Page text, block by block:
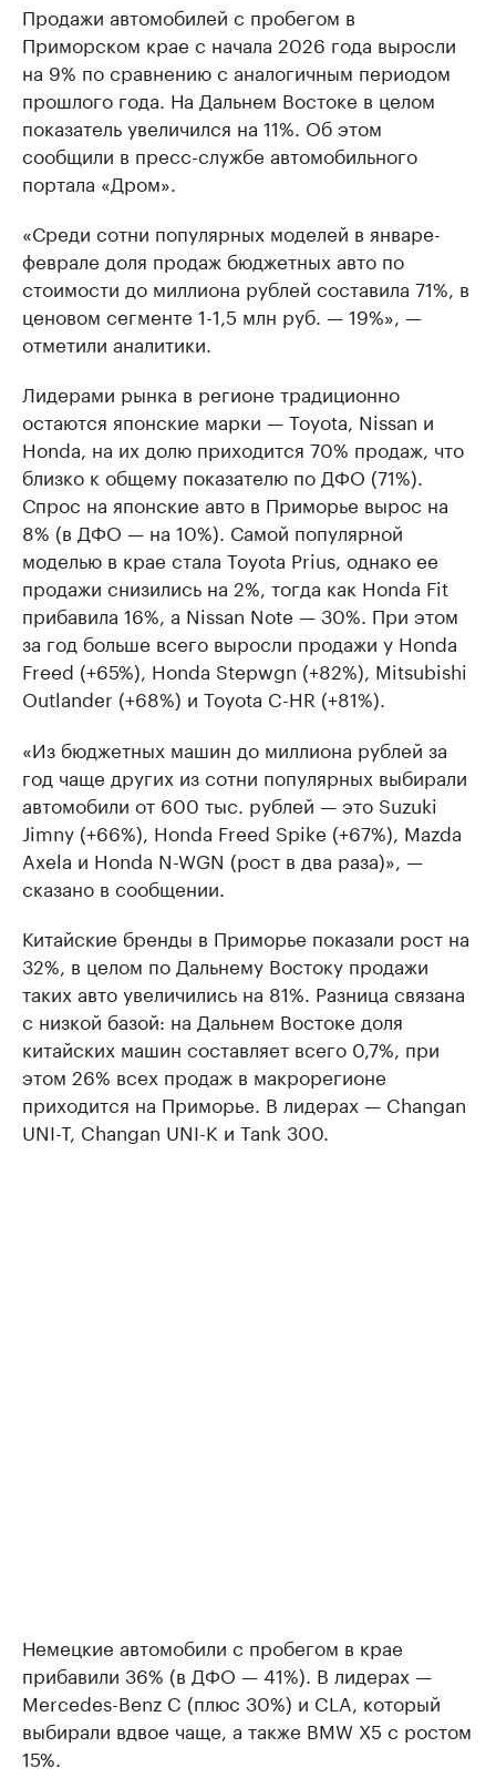
Продажи автомобилей с пробегом в
Приморском крае с начала 2026 года выросли
на 9% по сравнению с аналогичным периодом
прошлого года. На Дальнем Востоке в целом
показатель увеличился на 11%. Об этом
сообщили в пресс-службе автомобильного
портала «Дром».
«Среди сотни популярных моделей в январе-
феврале доля продаж бюджетных авто по
стоимости до миллиона рублей составила 71%, в
ценовом сегменте 1-1,5 млн руб. — 19%», —
отметили аналитики.
Лидерами рынка в регионе традиционно
остаются японские марки — Toyota, Nissan и
Honda, на их долю приходится 70% продаж, что
близко к общему показателю по ДФО (71%).
Спрос на японские авто в Приморье вырос на
8% (в ДФО — на 10%). Самой популярной
моделью в крае стала Toyota Prius, однако ее
продажи снизились на 2%, тогда как Honda Fit
прибавила 16%, а Nissan Note — 30%. При этом
за год больше всего выросли продажи у Honda
Freed (+65%), Honda Stepwgn (+82%), Mitsubishi
Outlander (+68%) и Toyota C-HR (+81%).
«Из бюджетных машин до миллиона рублей за
год чаще других из сотни популярных выбирали
автомобили от 600 тыс. рублей — это Suzuki
Jimny (+66%), Honda Freed Spike (+67%), Mazda
Axela и Honda N-WGN (рост в два раза)», —
сказано в сообщении.
Китайские бренды в Приморье показали рост на
32%, в целом по Дальнему Востоку продажи
таких авто увеличились на 81%. Разница связана
с низкой базой: на Дальнем Востоке доля
китайских машин составляет всего 0,7%, при
этом 26% всех продаж в макрорегионе
приходится на Приморье. В лидерах — Changan
UNI-T, Changan UNI-K и Tank 300.
Немецкие автомобили с пробегом в крае
прибавили 36% (в ДФО — 41%). В лидерах —
Mercedes-Benz C (плюс 30%) и CLA, который
выбирали вдвое чаще, а также BMW X5 с ростом
15%.